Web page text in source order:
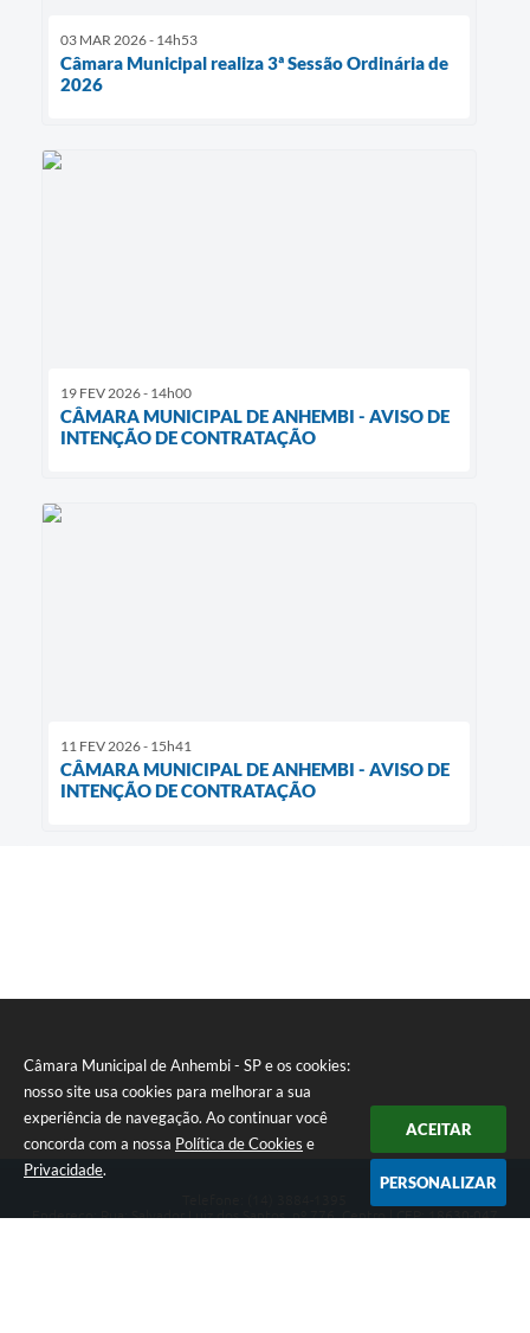
Câmara Municipal de Anhembi - SP e os cookies:
nosso site usa cookies para melhorar a sua
experiência de navegação. Ao continuar você
concorda com a nossa Política de Cookies e
Privacidade.
ACEITAR
PERSONALIZAR
03 MAR 2026 - 14h53
Câmara Municipal realiza 3ª Sessão Ordinária de
2026
19 FEV 2026 - 14h00
CÂMARA MUNICIPAL DE ANHEMBI - AVISO DE
INTENÇÃO DE CONTRATAÇÃO
11 FEV 2026 - 15h41
CÂMARA MUNICIPAL DE ANHEMBI - AVISO DE
INTENÇÃO DE CONTRATAÇÃO
Endereço: Rua: Salvador Luiz dos Santos, nº 776, Centro | CEP: 18630-047